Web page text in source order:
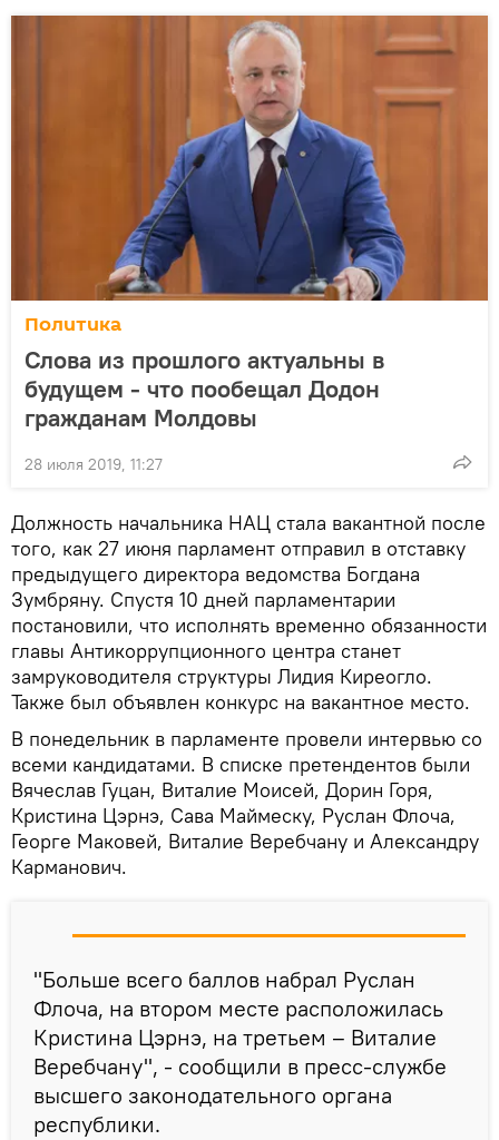
Политика
Слова из прошлого актуальны в
будущем - что пообещал Додон
гражданам Молдовы
28 июля 2019, 11:27
Должность начальника НАЦ стала вакантной после
того, как 27 июня парламент отправил в отставку
предыдущего директора ведомства Богдана
Зумбряну. Спустя 10 дней парламентарии
постановили, что исполнять временно обязанности
главы Антикоррупционного центра станет
замруководителя структуры Лидия Киреогло.
Также был объявлен конкурс на вакантное место.
В понедельник в парламенте провели интервью со
всеми кандидатами. В списке претендентов были
Вячеслав Гуцан, Виталие Моисей, Дорин Горя,
Кристина Цэрнэ, Сава Маймеску, Руслан Флоча,
Георге Маковей, Виталие Веребчану и Александру
Карманович.
"Больше всего баллов набрал Руслан
Флоча, на втором месте расположилась
Кристина Цэрнэ, на третьем – Виталие
Веребчану", - сообщили в пресс-службе
высшего законодательного органа
республики.